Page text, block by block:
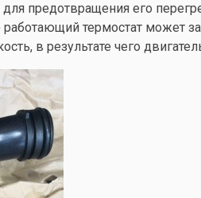
предотвращения его
термостат может
в результате чего